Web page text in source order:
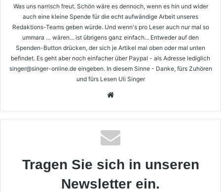
Was uns narrisch freut. Schön wäre es dennoch, wenn es hin und wider
auch eine kleine Spende für die echt aufwändige Arbeit unseres
Redaktions-Teams geben würde. Und wenn's pro Leser auch nur mal so
ummara … wären... ist übrigens ganz einfach... Entweder auf den
Spenden-Button drücken, der sich je Artikel mal oben oder mal unten
befindet. Es geht aber noch einfacher über Paypal - als Adresse lediglich
singer@singer-online.de eingeben. In diesem Sinne - Danke, fürs Zuhören
und fürs Lesen Uli Singer
Tragen Sie sich in unseren
Newsletter ein.